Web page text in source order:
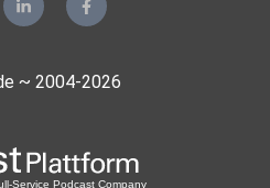
licenses/by/4.0/deed.de
~ 2004-2026